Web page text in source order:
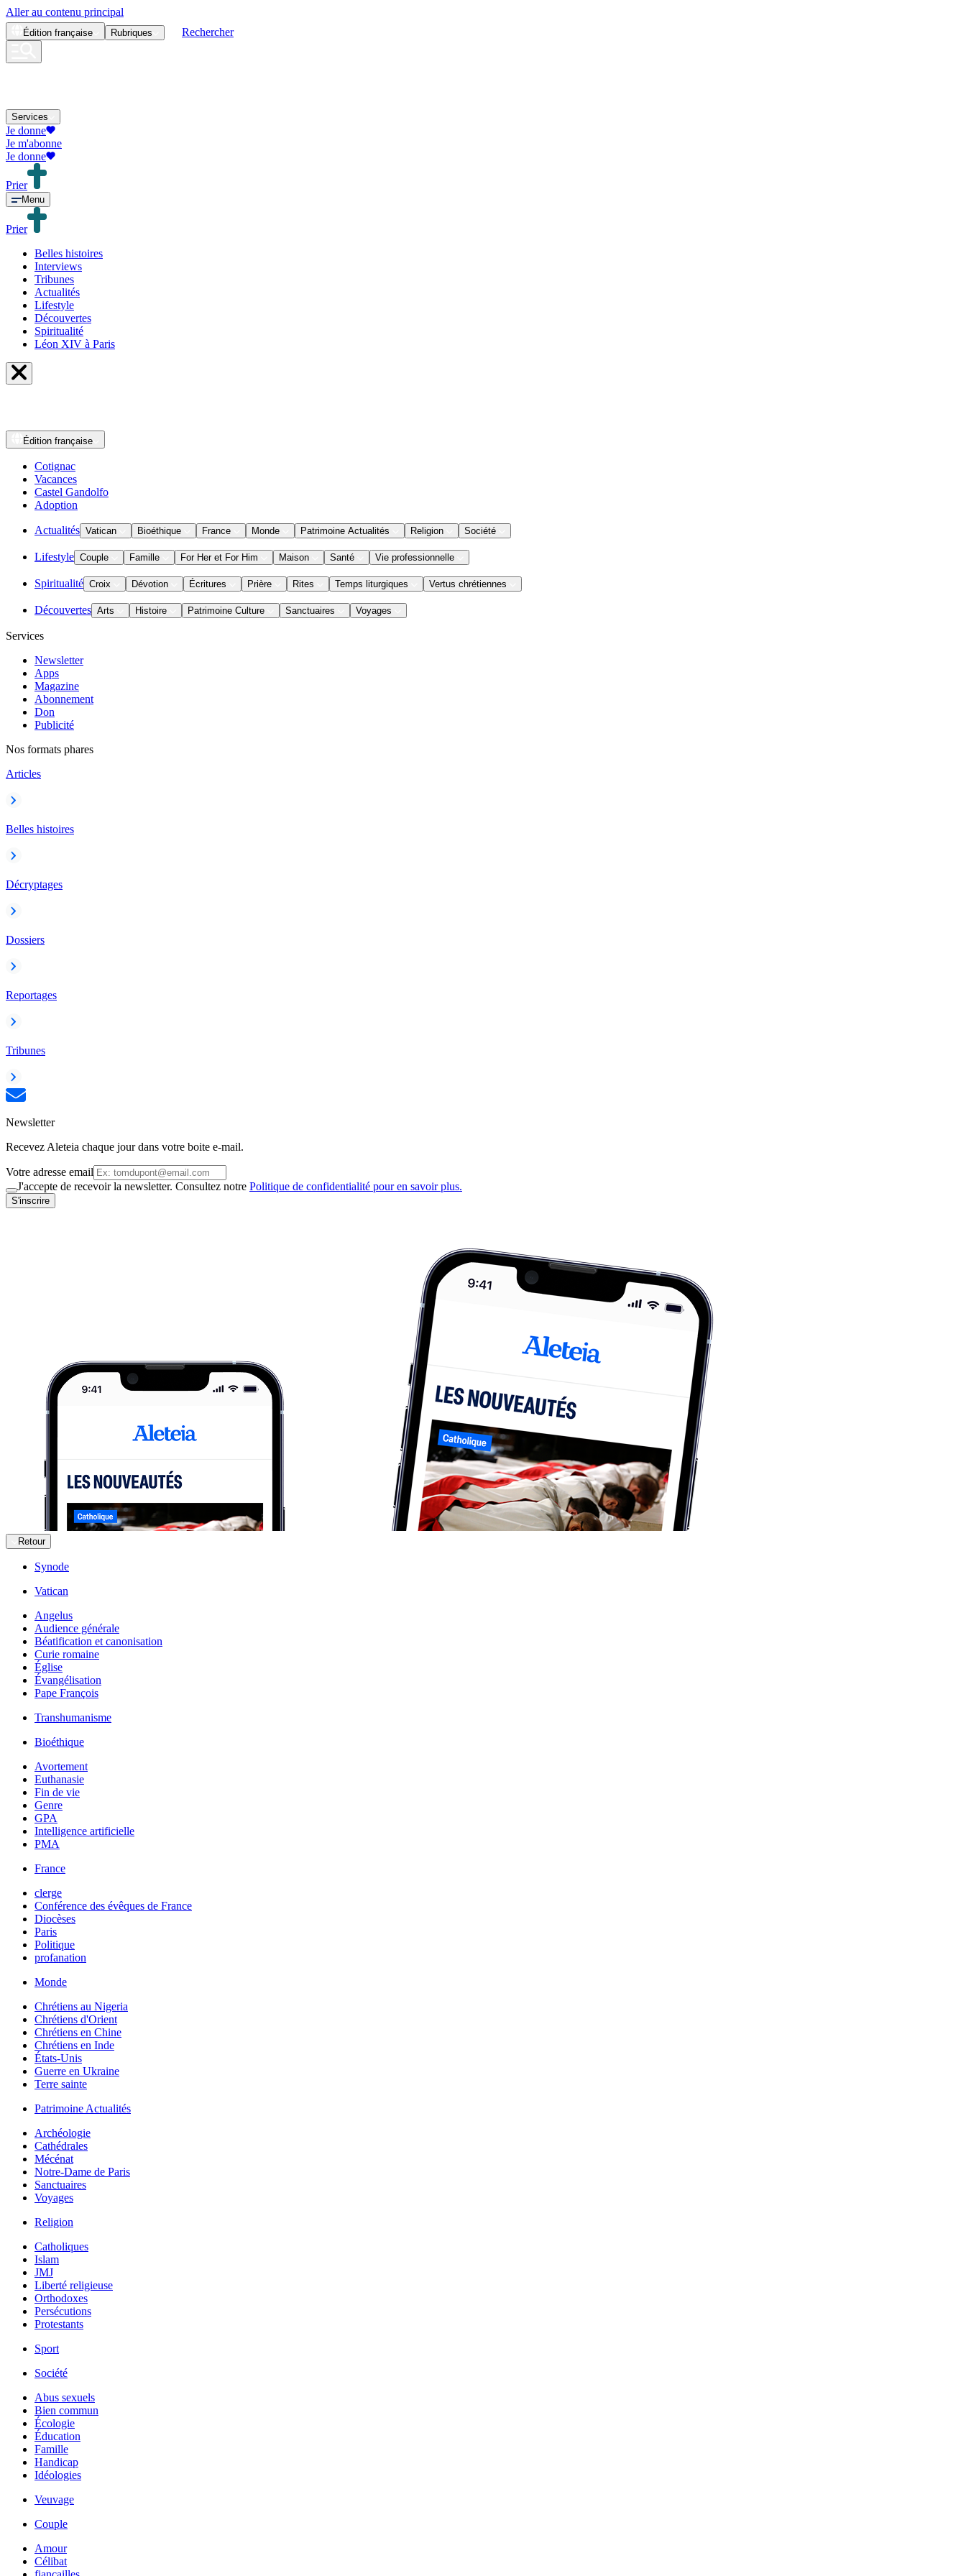
Aller au contenu principal
Édition française Rubriques Rechercher
Services
Je donne
Je m'abonne
Je donne
Prier
Menu
Prier
Belles histoires
Interviews
Tribunes
Actualités
Lifestyle
Découvertes
Spiritualité
Léon XIV à Paris
Édition française
Cotignac
Vacances
Castel Gandolfo
Adoption
Actualités Vatican Bioéthique France Monde Patrimoine Actualités Religion Société
Lifestyle Couple Famille For Her et For Him Maison Santé Vie professionnelle
Spiritualité Croix Dévotion Écritures Prière Rites Temps liturgiques Vertus chrétiennes
Découvertes Arts Histoire Patrimoine Culture Sanctuaires Voyages
Services
Newsletter
Apps
Magazine
Abonnement
Don
Publicité
Nos formats phares
Articles
Belles histoires
Décryptages
Dossiers
Reportages
Tribunes
Newsletter
Recevez Aleteia chaque jour dans votre boite e-mail.
Votre adresse email
J'accepte de recevoir la newsletter. Consultez notre Politique de confidentialité pour en savoir plus.
S'inscrire
Retour
Synode
Vatican
Angelus
Audience générale
Béatification et canonisation
Curie romaine
Église
Évangélisation
Pape François
Transhumanisme
Bioéthique
Avortement
Euthanasie
Fin de vie
Genre
GPA
Intelligence artificielle
PMA
France
clerge
Conférence des évêques de France
Diocèses
Paris
Politique
profanation
Monde
Chrétiens au Nigeria
Chrétiens d'Orient
Chrétiens en Chine
Chrétiens en Inde
États-Unis
Guerre en Ukraine
Terre sainte
Patrimoine Actualités
Archéologie
Cathédrales
Mécénat
Notre-Dame de Paris
Sanctuaires
Voyages
Religion
Catholiques
Islam
JMJ
Liberté religieuse
Orthodoxes
Persécutions
Protestants
Sport
Société
Abus sexuels
Bien commun
Écologie
Éducation
Famille
Handicap
Idéologies
Veuvage
Couple
Amour
Célibat